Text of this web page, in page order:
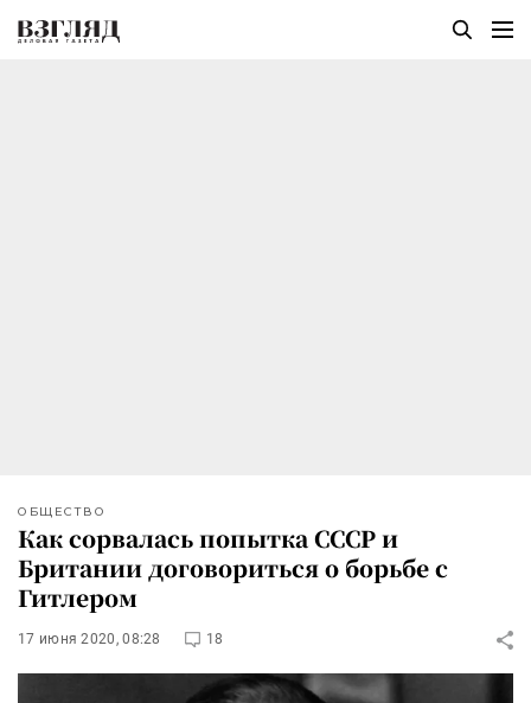
ОБЩЕСТВО
Как сорвалась попытка СССР и
Британии договориться о борьбе с
Гитлером
17 июня 2020, 08:28 18